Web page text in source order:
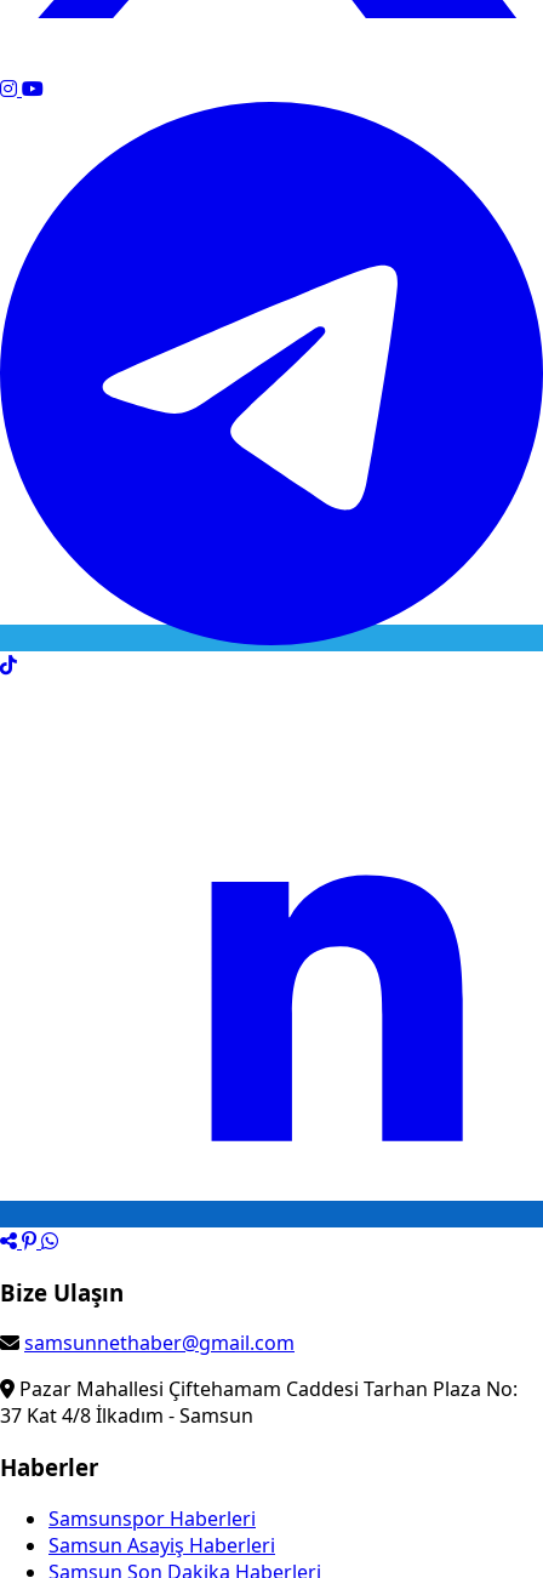
Bize Ulaşın
samsunnethaber@gmail.com
Pazar Mahallesi Çiftehamam Caddesi Tarhan Plaza No:
37 Kat 4/8 İlkadım - Samsun
Haberler
Samsunspor Haberleri
Samsun Asayiş Haberleri
Samsun Son Dakika Haberleri